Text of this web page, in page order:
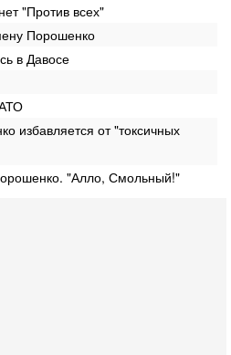
"Против всех"
Порошенко
в Давосе
избавляется от "токсичных
"Алло, Смольный!"